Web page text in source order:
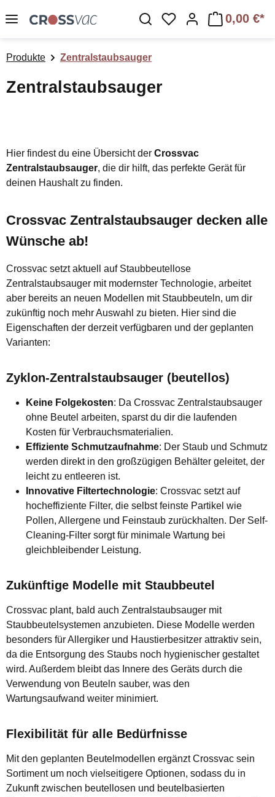
Zum Hauptinhalt springen Du hast 0 Produkte
0,00 €*
Produkte Zentralstaubsauger
Zentralstaubsauger
Hier findest du eine Übersicht der Crossvac
Zentralstaubsauger, die dir hilft, das perfekte Gerät für
deinen Haushalt zu finden.
Crossvac Zentralstaubsauger decken alle
Wünsche ab!
Crossvac setzt aktuell auf Staubbeutellose
Zentralstaubsauger mit modernster Technologie, arbeitet
aber bereits an neuen Modellen mit Staubbeuteln, um dir
zukünftig noch mehr Auswahl zu bieten. Hier sind die
Eigenschaften der derzeit verfügbaren und der geplanten
Varianten:
Zyklon-Zentralstaubsauger (beutellos)
Keine Folgekosten: Da Crossvac Zentralstaubsauger
ohne Beutel arbeiten, sparst du dir die laufenden
Kosten für Verbrauchsmaterialien.
Effiziente Schmutzaufnahme: Der Staub und Schmutz
werden direkt in den großzügigen Behälter geleitet, der
leicht zu entleeren ist.
Innovative Filtertechnologie: Crossvac setzt auf
hocheffiziente Filter, die selbst feinste Partikel wie
Pollen, Allergene und Feinstaub zurückhalten. Der Self-
Cleaning-Filter sorgt für minimale Wartung bei
gleichbleibender Leistung.
Zukünftige Modelle mit Staubbeutel
Crossvac plant, bald auch Zentralstaubsauger mit
Staubbeutelsystemen anzubieten. Diese Modelle werden
besonders für Allergiker und Haustierbesitzer attraktiv sein,
da die Entsorgung des Staubs noch hygienischer gestaltet
wird. Außerdem bleibt das Innere des Geräts durch die
Verwendung von Beuteln sauber, was den
Wartungsaufwand weiter minimiert.
Flexibilität für alle Bedürfnisse
Mit den geplanten Beutelmodellen ergänzt Crossvac sein
Sortiment um noch vielseitigere Optionen, sodass du in
Zukunft zwischen beutellosen und beutelbasierten